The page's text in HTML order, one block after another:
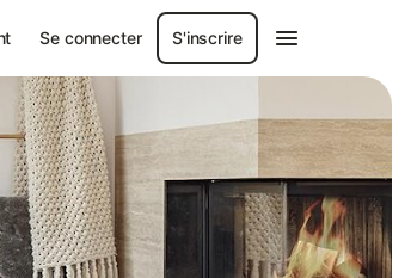
Se connecter S'inscrire